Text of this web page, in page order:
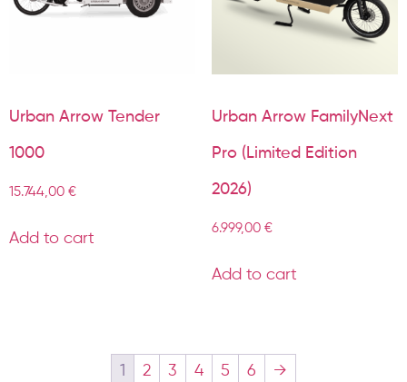
Urban Arrow Tender
1000
15.744,00 €
Add to cart
Urban Arrow FamilyNext
Pro (Limited Edition
2026)
6.999,00 €
Add to cart
1 2 3 4 5 6 →